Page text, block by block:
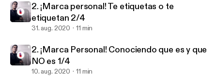
2. ¡Marca personal! Te etiquetas o te
etiquetan 2/4
31. aug. 2020 11 min
2. ¡Marca Personal! Conociendo que es y que
NO es 1/4
10. aug. 2020 11 min